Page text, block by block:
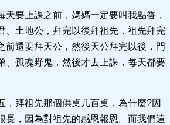
天要上課之前，媽媽一定要叫我點香，
、土地公，拜完以後拜祖先，祖先拜完
前還要拜天公，然後天公拜完以後，門
、孤魂野鬼，然後才去上課，每天都要
，拜祖先那個供桌几百桌，為什麼?因
長，因為對祖先的感恩報恩。而我們這